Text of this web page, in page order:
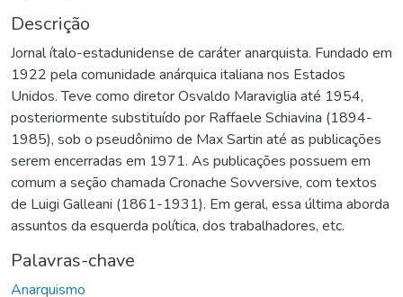
Descrição
Jornal ítalo-estadunidense de caráter anarquista. Fundado em
1922 pela comunidade anárquica italiana nos Estados
Unidos. Teve como diretor Osvaldo Maraviglia até 1954,
posteriormente substituído por Raffaele Schiavina (1894-
1985), sob o pseudônimo de Max Sartin até as publicações
serem encerradas em 1971. As publicações possuem em
comum a seção chamada Cronache Sovversive, com textos
de Luigi Galleani (1861-1931). Em geral, essa última aborda
assuntos da esquerda política, dos trabalhadores, etc.
Palavras-chave
Anarquismo